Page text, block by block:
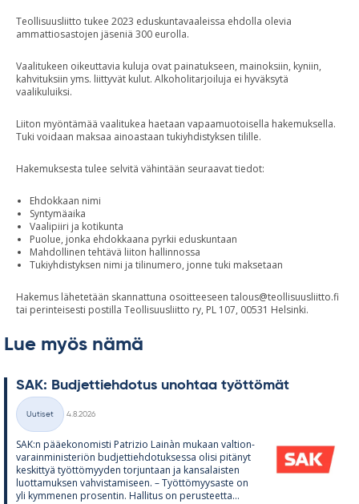
Teollisuusliitto tukee 2023 eduskuntavaaleissa ehdolla olevia
ammattiosastojen jäseniä 300 eurolla.
Vaalitukeen oikeuttavia kuluja ovat painatukseen, mainoksiin, kyniin,
kahvituksiin yms. liittyvät kulut. Alkoholitarjoiluja ei hyväksytä
vaalikuluiksi.
Liiton myöntämää vaalitukea haetaan vapaamuotoisella hakemuksella.
Tuki voidaan maksaa ainoastaan tukiyhdistyksen tilille.
Hakemuksesta tulee selvitä vähintään seuraavat tiedot:
Ehdokkaan nimi
Syntymäaika
Vaalipiiri ja kotikunta
Puolue, jonka ehdokkaana pyrkii eduskuntaan
Mahdollinen tehtävä liiton hallinnossa
Tukiyhdistyksen nimi ja tilinumero, jonne tuki maksetaan
Hakemus lähetetään skannattuna osoitteeseen talous@teollisuusliitto.fi
tai perinteisesti postilla Teollisuusliitto ry, PL 107, 00531 Helsinki.
Lue myös nämä
SAK: Bud­jet­tieh­do­tus unoh­taa työt­tö­mät
Kategoriat
Uutiset
4.8.2026
SAK:n pää­e­ko­no­misti Pat­rizio Lainàn mu­kaan val­tion­
va­rain­mi­nis­te­riön bud­jet­tieh­do­tuk­sessa olisi pi­tä­nyt
kes­kit­tyä työt­tö­myy­den tor­jun­taan ja kan­sa­lais­ten
luot­ta­muk­sen vah­vis­ta­mi­seen. – Työt­tö­myy­saste on
yli kym­me­nen pro­sen­tin. Hal­li­tus on pe­rus­teetta...